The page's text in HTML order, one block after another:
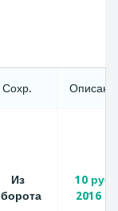
Сохр.
Из
10
2016